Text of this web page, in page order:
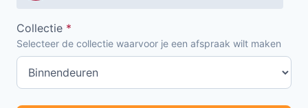
Collectie *
Selecteer de collectie waarvoor je een afspraak wilt maken